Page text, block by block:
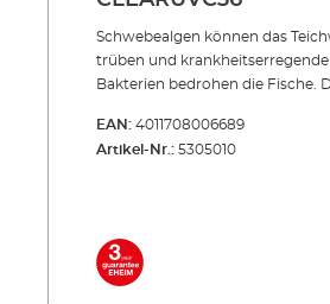
Schwebealgen können das
trüben und
Bakterien bedrohen die Fische.
Fällen hocheffizient für Abhilfe:
UV-Strahlung bekämpft gezielt,
Inklusive hochwertiger UVC-
langer Lebensdauer (ca. 8.000
EAN: 4011708006689
Artikel-Nr.: 5305010